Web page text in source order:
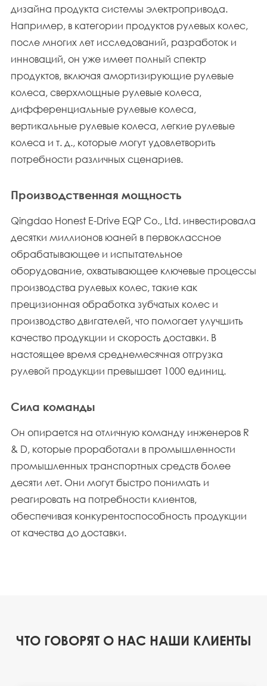
дизайна продукта системы электропривода.
Например, в категории продуктов рулевых колес,
после многих лет исследований, разработок и
инноваций, он уже имеет полный спектр
продуктов, включая амортизирующие рулевые
колеса, сверхмощные рулевые колеса,
дифференциальные рулевые колеса,
вертикальные рулевые колеса, легкие рулевые
колеса и т. д., которые могут удовлетворить
потребности различных сценариев.
Производственная мощность
Qingdao Honest E-Drive EQP Co., Ltd. инвестировала
десятки миллионов юаней в первоклассное
обрабатывающее и испытательное
оборудование, охватывающее ключевые процессы
производства рулевых колес, такие как
прецизионная обработка зубчатых колес и
производство двигателей, что помогает улучшить
качество продукции и скорость доставки. В
настоящее время среднемесячная отгрузка
рулевой продукции превышает 1000 единиц.
Сила команды
Он опирается на отличную команду инженеров R
& D, которые проработали в промышленности
промышленных транспортных средств более
десяти лет. Они могут быстро понимать и
реагировать на потребности клиентов,
обеспечивая конкурентоспособность продукции
от качества до доставки.
ЧТО ГОВОРЯТ О НАС НАШИ КЛИЕНТЫ